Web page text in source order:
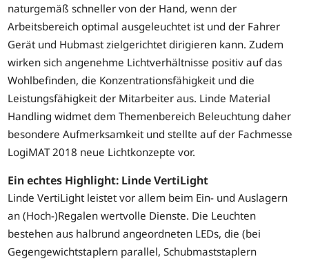
naturgemäß schneller von der Hand, wenn der
Arbeitsbereich optimal ausgeleuchtet ist und der Fahrer
Gerät und Hubmast zielgerichtet dirigieren kann. Zudem
wirken sich angenehme Lichtverhältnisse positiv auf das
Wohlbefinden, die Konzentrationsfähigkeit und die
Leistungsfähigkeit der Mitarbeiter aus. Linde Material
Handling widmet dem Themenbereich Beleuchtung daher
besondere Aufmerksamkeit und stellte auf der Fachmesse
LogiMAT 2018 neue Lichtkonzepte vor.
Ein echtes Highlight: Linde VertiLight
Linde VertiLight leistet vor allem beim Ein- und Auslagern
an (Hoch-)Regalen wertvolle Dienste. Die Leuchten
bestehen aus halbrund angeordneten LEDs, die (bei
Gegengewichtstaplern parallel, Schubmaststaplern